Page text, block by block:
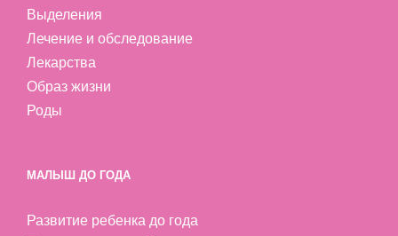
Выделения
Лечение и обследование
Лекарства
Образ жизни
Роды
МАЛЫШ ДО ГОДА
Развитие ребенка до года